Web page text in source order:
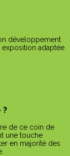
développement
adaptée.
?
de ce coin de
une touche
en majorité des